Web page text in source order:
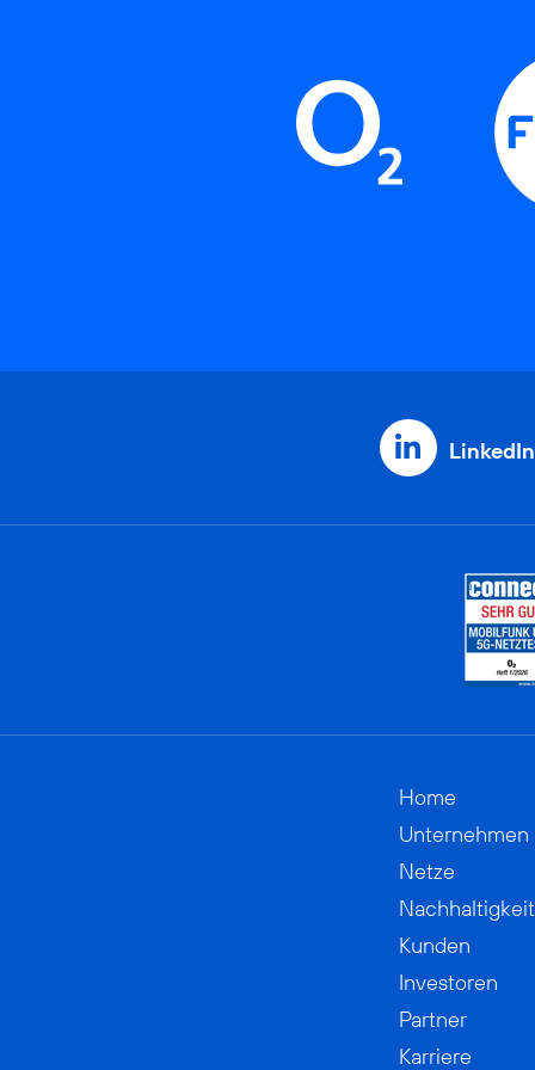
LinkedIn
Home
Unternehmen
Netze
Nachhaltigkeit
Kunden
Investoren
Partner
Karriere